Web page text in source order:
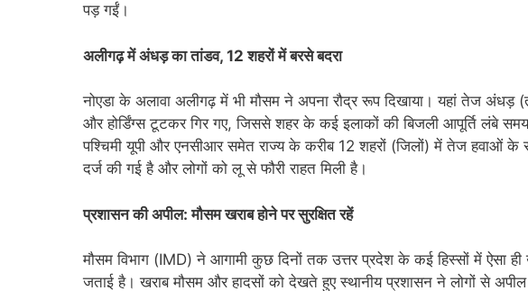
पड़ गईं।
अलीगढ़ में अंधड़ का तांडव, 12 शहरों में बरसे बदरा
नोएडा के अलावा अलीगढ़ में भी मौसम ने अपना रौद्र रूप दिखाया। यहां तेज
और होर्डिंग्स टूटकर गिर गए, जिससे शहर के कई इलाकों की बिजली आपूर्ति लंबे
पश्चिमी यूपी और एनसीआर समेत राज्य के करीब 12 शहरों (जिलों) में तेज हवाओं के
दर्ज की गई है और लोगों को लू से फौरी राहत मिली है।
प्रशासन की अपील: मौसम खराब होने पर सुरक्षित रहें
मौसम विभाग (IMD) ने आगामी कुछ दिनों तक उत्तर प्रदेश के कई हिस्सों में ऐसा ही
जताई है। खराब मौसम और हादसों को देखते हुए स्थानीय प्रशासन ने लोगों से